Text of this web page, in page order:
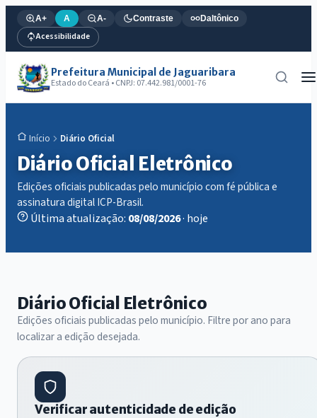
A+ A A- Contraste Daltônico
Acessibilidade
Prefeitura Municipal de Jaguaribara
Estado do Ceará • CNPJ: 07.442.981/0001-76
Início Diário Oficial
Diário Oficial Eletrônico
Edições oficiais publicadas pelo município com fé pública e
assinatura digital ICP-Brasil.
Última atualização: 08/08/2026· hoje
Diário Oficial Eletrônico
Edições oficiais publicadas pelo município. Filtre por ano para
localizar a edição desejada.
Verificar autenticidade de edição